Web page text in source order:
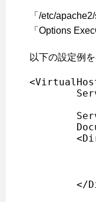
「/etc/
「Options
以下の設定例